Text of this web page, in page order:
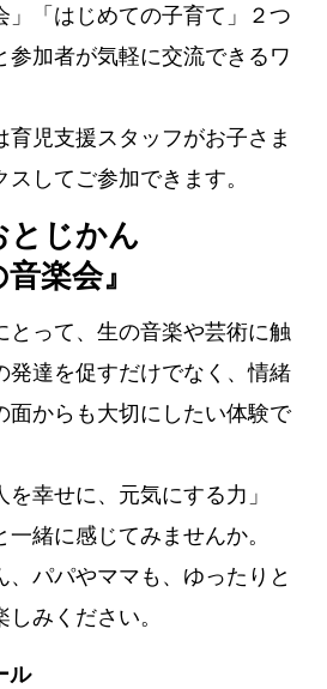
」「はじめての子育て」２つ
参加者が気軽に交流できるワ
育児支援スタッフがお子さま
してご参加できます。
とじかん
楽会』
とって、生の音楽や芸術に触
発達を促すだけでなく、情緒
面からも大切にしたい体験で
幸せに、元気にする力」
緒に感じてみませんか。
、パパやママも、ゆったりと
みください。
ル